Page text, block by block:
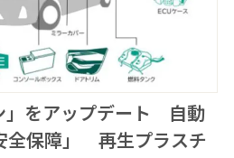
」をアップデート 自動
全保障」 再生プラスチ